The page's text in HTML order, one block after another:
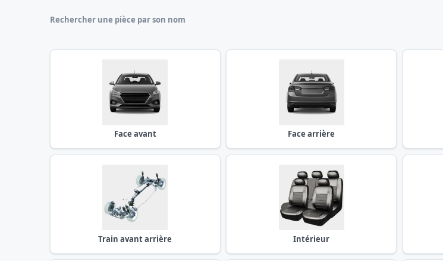
Rechercher une pièce par son nom
Face avant Face arrière
Train avant arrière Intérieur